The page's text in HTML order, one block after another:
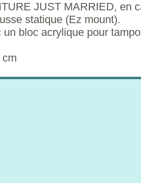
JUST MARRIED, en
statique (Ez mount).
un bloc acrylique pour